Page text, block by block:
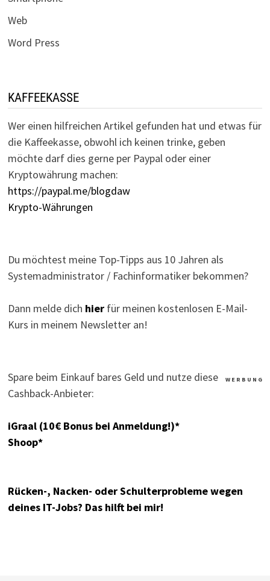
Web
Word Press
KAFFEEKASSE
Wer einen hilfreichen Artikel gefunden hat und etwas für
die Kaffeekasse, obwohl ich keinen trinke, geben
möchte darf dies gerne per Paypal oder einer
Kryptowährung machen:
https://paypal.me/blogdaw
Krypto-Währungen
Du möchtest meine Top-Tipps aus 10 Jahren als
Systemadministrator / Fachinformatiker bekommen?
Dann melde dich hierfür meinen kostenlosen E-Mail-
Kurs in meinem Newsletter an!
W E R B U N G
Spare beim Einkauf bares Geld und nutze diese
Cashback-Anbieter:
iGraal (10€ Bonus bei Anmeldung!)*
Shoop*
Rücken-, Nacken- oder Schulterprobleme wegen
deines IT-Jobs? Das hilft bei mir!